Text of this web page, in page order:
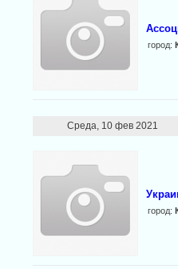
город:
Среда, 10 фев 2021
город: